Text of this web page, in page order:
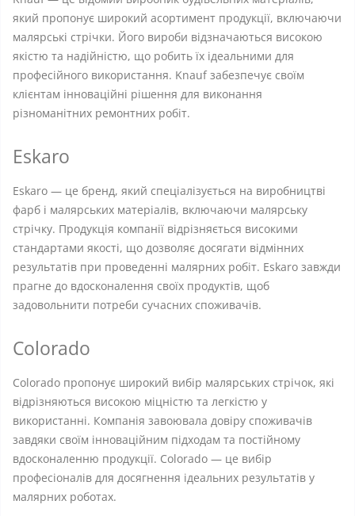
який пропонує широкий асортимент продукції, включаючи
малярські стрічки. Його вироби відзначаються високою
якістю та надійністю, що робить їх ідеальними для
професійного використання. Knauf забезпечує своїм
клієнтам інноваційні рішення для виконання
різноманітних ремонтних робіт.
Eskaro
Eskaro — це бренд, який спеціалізується на виробництві
фарб і малярських матеріалів, включаючи малярську
стрічку. Продукція компанії відрізняється високими
стандартами якості, що дозволяє досягати відмінних
результатів при проведенні малярних робіт. Eskaro завжди
прагне до вдосконалення своїх продуктів, щоб
задовольнити потреби сучасних споживачів.
Colorado
Colorado пропонує широкий вибір малярських стрічок, які
відрізняються високою міцністю та легкістю у
використанні. Компанія завоювала довіру споживачів
завдяки своїм інноваційним підходам та постійному
вдосконаленню продукції. Colorado — це вибір
професіоналів для досягнення ідеальних результатів у
малярних роботах.